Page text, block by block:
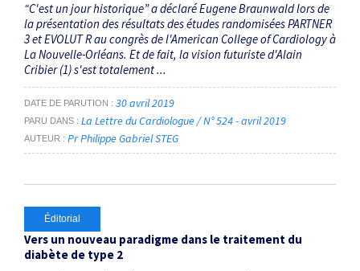
“C'est un jour historique” a déclaré Eugene Braunwald lors de
la présentation des résultats des études randomisées PARTNER
3 et EVOLUT R au congrès de l'American College of Cardiology à
La Nouvelle-Orléans. Et de fait, la vision futuriste d'Alain
Cribier (1) s'est totalement ...
DATE DE PARUTION 30 avril 2019
PARU DANS La Lettre du Cardiologue / N° 524 - avril 2019
AUTEUR Pr Philippe Gabriel STEG
Éditorial
Vers un nouveau paradigme dans le traitement du
diabète de type 2